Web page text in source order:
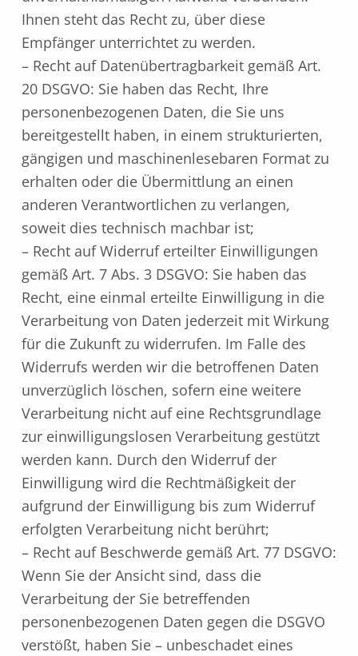
Ihnen steht das Recht zu, über diese
Empfänger unterrichtet zu werden.
– Recht auf Datenübertragbarkeit gemäß Art.
20 DSGVO: Sie haben das Recht, Ihre
personenbezogenen Daten, die Sie uns
bereitgestellt haben, in einem strukturierten,
gängigen und maschinenlesebaren Format zu
erhalten oder die Übermittlung an einen
anderen Verantwortlichen zu verlangen,
soweit dies technisch machbar ist;
– Recht auf Widerruf erteilter Einwilligungen
gemäß Art. 7 Abs. 3 DSGVO: Sie haben das
Recht, eine einmal erteilte Einwilligung in die
Verarbeitung von Daten jederzeit mit Wirkung
für die Zukunft zu widerrufen. Im Falle des
Widerrufs werden wir die betroffenen Daten
unverzüglich löschen, sofern eine weitere
Verarbeitung nicht auf eine Rechtsgrundlage
zur einwilligungslosen Verarbeitung gestützt
werden kann. Durch den Widerruf der
Einwilligung wird die Rechtmäßigkeit der
aufgrund der Einwilligung bis zum Widerruf
erfolgten Verarbeitung nicht berührt;
– Recht auf Beschwerde gemäß Art. 77 DSGVO:
Wenn Sie der Ansicht sind, dass die
Verarbeitung der Sie betreffenden
personenbezogenen Daten gegen die DSGVO
verstößt, haben Sie – unbeschadet eines